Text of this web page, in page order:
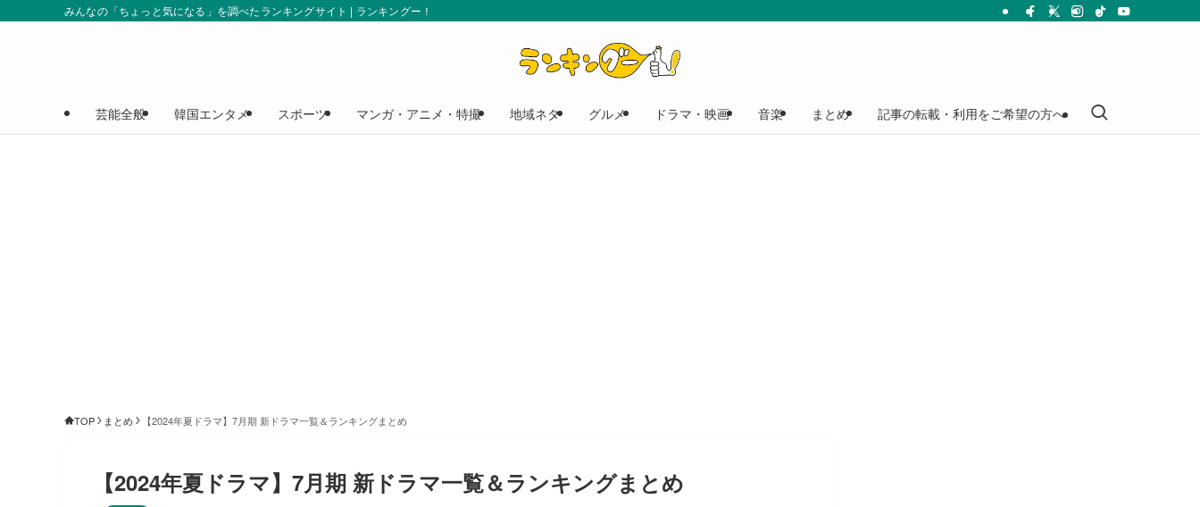
みんなの「ちょっと気になる」を調べたランキングサイト | ランキングー！
芸能全般 韓国エンタメ スポーツ マンガ・アニメ・特撮 地域ネタ グルメ ドラマ・映画 音楽 まとめ 記事の転載・利用をご希望の方へ
TOP まとめ 【2024年夏ドラマ】7月期 新ドラマ一覧＆ランキングまとめ
【2024年夏ドラマ】7月期 新ドラマ一覧＆ランキングまとめ